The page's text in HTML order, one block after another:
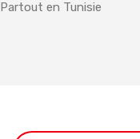
Partout en Tunisie